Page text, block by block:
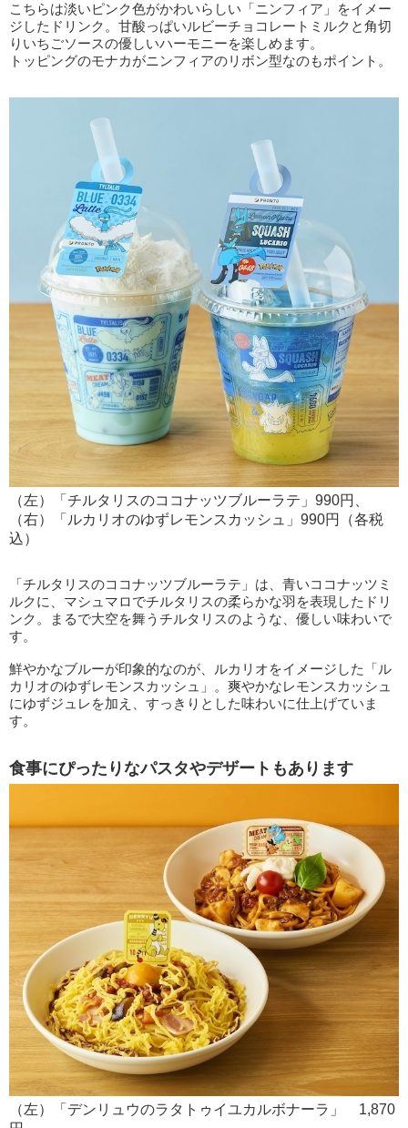
こちらは淡いピンク色がかわいらしい「ニンフィア」をイメー
ジしたドリンク。甘酸っぱいルビーチョコレートミルクと角切
りいちごソースの優しいハーモニーを楽しめます。
トッピングのモナカがニンフィアのリボン型なのもポイント。
（左）「チルタリスのココナッツブルーラテ」990円、
（右）「ルカリオのゆずレモンスカッシュ」990円（各税
込）
「チルタリスのココナッツブルーラテ」は、青いココナッツミ
ルクに、マシュマロでチルタリスの柔らかな羽を表現したドリ
ンク。まるで大空を舞うチルタリスのような、優しい味わいで
す。
鮮やかなブルーが印象的なのが、ルカリオをイメージした「ル
カリオのゆずレモンスカッシュ」。爽やかなレモンスカッシュ
にゆずジュレを加え、すっきりとした味わいに仕上げていま
す。
食事にぴったりなパスタやデザートもあります
（左）「デンリュウのラタトゥイユカルボナーラ」 1,870